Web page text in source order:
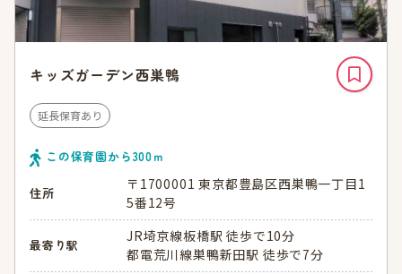
キッズガーデン西巣鴨
延長保育あり
この保育園から300ｍ
住所
〒1700001 東京都豊島区西巣鴨一丁目1
5番12号
最寄り駅
JR埼京線板橋駅 徒歩で10分
都電荒川線巣鴨新田駅 徒歩で7分